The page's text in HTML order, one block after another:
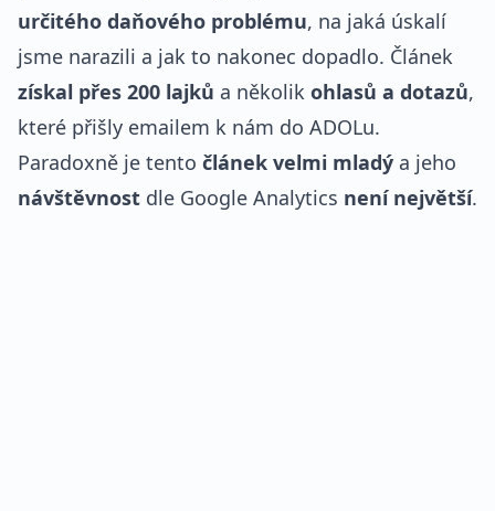
určitého daňového problému, na jaká úskalí
jsme narazili a jak to nakonec dopadlo. Článek
získal přes 200 lajků a několik ohlasů a dotazů,
které přišly emailem k nám do ADOLu.
Paradoxně je tento článek velmi mladý a jeho
návštěvnost dle Google Analytics není největší.